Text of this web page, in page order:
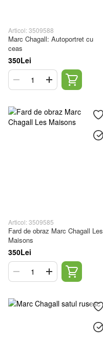
Articol: 3509588
Marc Chagall: Autoportret cu
ceas
350Lei
Articol: 3509585
Fard de obraz Marc Chagall Les
Maisons
350Lei